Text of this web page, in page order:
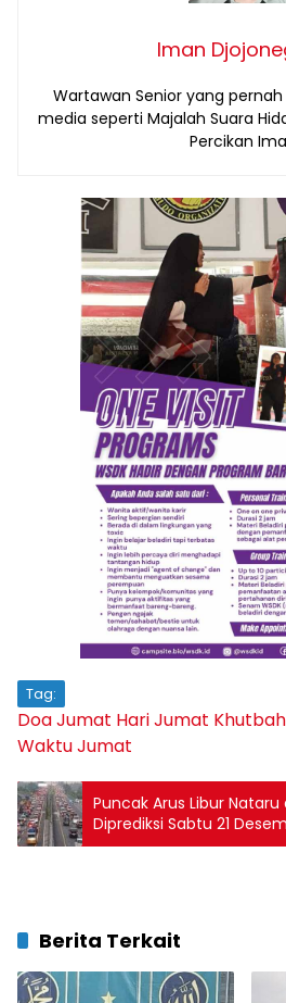
Iman
Wartawan Senior yang
media seperti Majalah Suara
Percikan
Tag:
Doa Jumat Hari Jumat
Waktu Jumat
Puncak Arus Libur Nataru
Diprediksi Sabtu 21
Berita Terkait